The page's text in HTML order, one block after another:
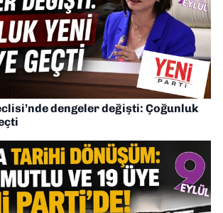
dengeler değişti: Çoğunluk